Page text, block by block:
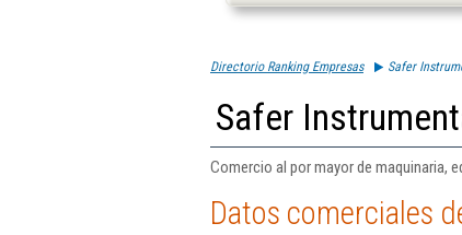
Directorio Ranking Empresas Safer
Safer
Comercio al por mayor de maquinaria,
Datos comerciales